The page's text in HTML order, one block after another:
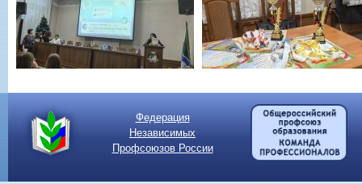
Федерация
Независимых
Профсоюзов России